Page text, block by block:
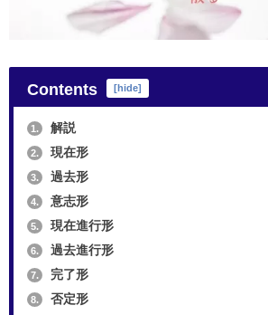
Contents [hide]
1. 解説
2. 現在形
3. 過去形
4. 意志形
5. 現在進行形
6. 過去進行形
7. 完了形
8. 否定形